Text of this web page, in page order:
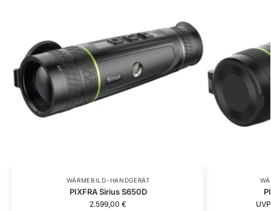
WÄRMEBILD-HANDGERÄT
PIXFRA Sirius S650D
2.599,00€